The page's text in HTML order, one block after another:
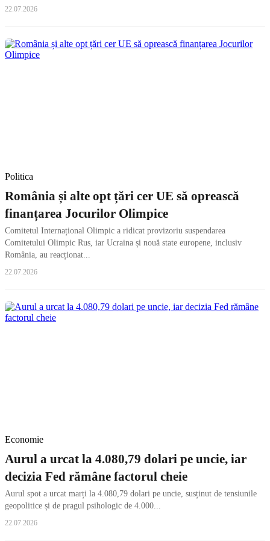
22.07.2026
Politica
România și alte opt țări cer UE să oprească
finanțarea Jocurilor Olimpice
Comitetul Internațional Olimpic a ridicat provizoriu suspendarea
Comitetului Olimpic Rus, iar Ucraina și nouă state europene, inclusiv
România, au reacționat...
22.07.2026
Economie
Aurul a urcat la 4.080,79 dolari pe uncie, iar
decizia Fed rămâne factorul cheie
Aurul spot a urcat marți la 4.080,79 dolari pe uncie, susținut de tensiunile
geopolitice și de pragul psihologic de 4.000...
22.07.2026